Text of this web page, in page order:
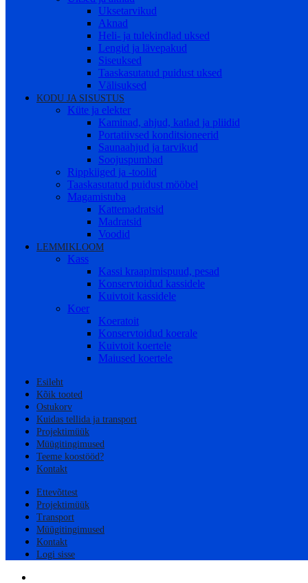
Uksetarvikud
Aknad
Heli- ja tulekindlad uksed
Lengid ja lävepakud
Siseuksed
Taaskasutatud puidust uksed
Välisuksed
KODU JA SISUSTUS
Küte ja elekter
Kaminad, ahjud, katlad ja pliidid
Portatiivsed konditsioneerid
Saunaahjud ja tarvikud
Soojuspumbad
Rippkiiged ja -toolid
Taaskasutatud puidust mööbel
Magamistuba
Kattemadratsid
Madratsid
Voodid
LEMMIKLOOM
Kass
Kassi kraapimispuud, pesad
Konservtoidud kassidele
Kuivtoit kassidele
Koer
Koeratoit
Konservtoidud koerale
Kuivtoit koertele
Maiused koertele
Esileht
Kõik tooted
Ostukorv
Kuidas tellida ja transport
Projektimüük
Müügitingimused
Teeme koostööd?
Kontakt
Ettevõttest
Projektimüük
Transport
Müügitingimused
Kontakt
Logi sisse